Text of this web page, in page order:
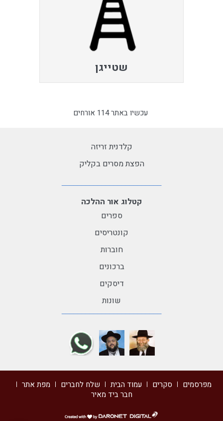
שטייגן
עכשיו באתר 114 אורחים
קלדנית זריזה
הפצת מסרים בקליק
קטלוג אור ההלכה
ספרים
קונטריסים
חוברות
ברכונים
דיסקים
שונות
מפרסמים סקרים עמוד הבית שלח לחברים
מפת אתר
חבר ביד מאיר
דרונט